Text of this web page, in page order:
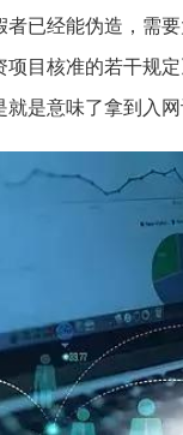
已经能伪造，需
目核准的若干规
是意味了拿到入